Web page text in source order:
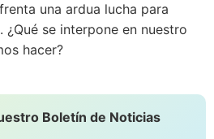
una ardua lucha para
se interpone en nuestro
hacer?
Boletín de Noticias